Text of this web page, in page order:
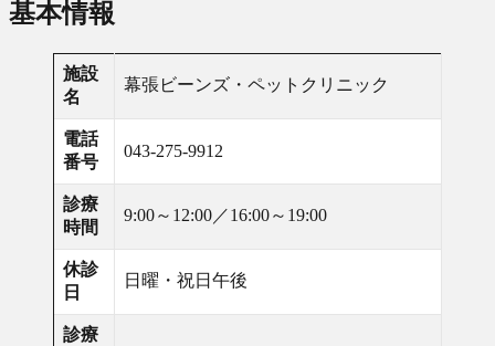
基本情報
施設
名
幕張ビーンズ・ペットクリニック
電話
番号
043-275-9912
診療
時間
9:00～12:00／16:00～19:00
休診
日
日曜・祝日午後
診療